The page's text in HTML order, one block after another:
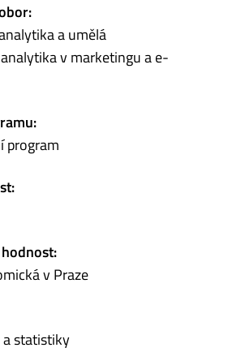
a umělá
v marketingu a e-
program
v Praze
statistiky